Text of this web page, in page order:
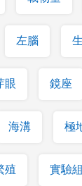
左腦
眼 鏡座
海溝 極
殖 實驗組